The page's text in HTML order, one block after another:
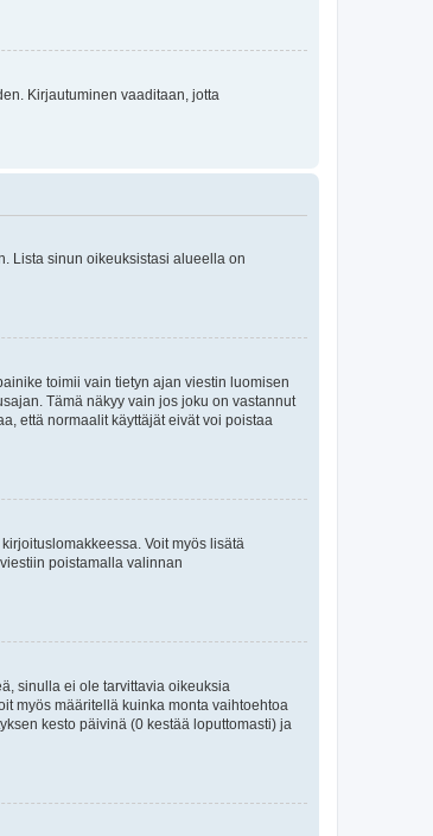
Kirjautuminen vaaditaan, jotta
Lista sinun oikeuksistasi alueella on
toimii vain tietyn ajan viestin luomisen
Tämä näkyy vain jos joku on vastannut
että normaalit käyttäjät eivät voi poistaa
Voit myös lisätä
poistamalla valinnan
sinulla ei ole tarvittavia oikeuksia
myös määritellä kuinka monta vaihtoehtoa
kesto päivinä (0 kestää loputtomasti) ja